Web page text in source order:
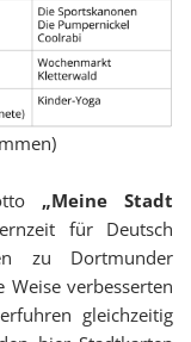
„Meine Stadt
für Deutsch
zu Dortmunder
Weise verbesserten
gleichzeitig